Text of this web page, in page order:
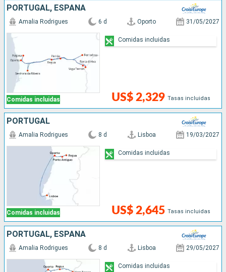
PORTUGAL, ESPAÑA
Comidas incluidas
Amalia Rodrigues 6 d Oporto 31/05/2027
US$ 2,329 Tasas incluidas
Comidas incluidas
PORTUGAL
Comidas incluidas
Amalia Rodrigues 8 d Lisboa 19/03/2027
US$ 2,645 Tasas incluidas
Comidas incluidas
PORTUGAL, ESPAÑA
Amalia Rodrigues 8 d Lisboa 29/05/2027
Comidas incluidas